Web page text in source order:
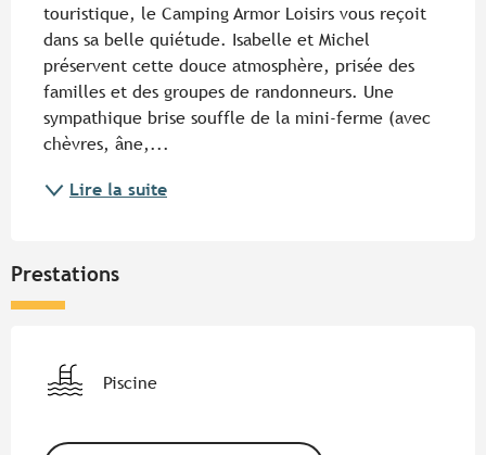
touristique, le Camping Armor Loisirs vous reçoit
dans sa belle quiétude. Isabelle et Michel
préservent cette douce atmosphère, prisée des
familles et des groupes de randonneurs. Une
sympathique brise souffle de la mini-ferme (avec
chèvres, âne,...
Lire la suite
Prestations
Piscine